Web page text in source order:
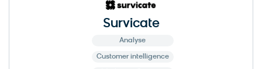
Survicate
Analyse
Customer intelligence